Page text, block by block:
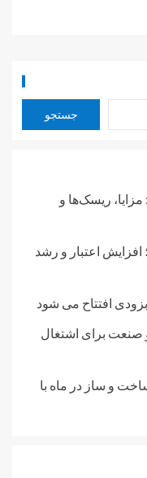
جستجو
مزایا، ریسک‌ها و
افزایش اعتبار و رشد
افتتاح می شود
صنعت برای اشتغال
و ساز در ماه با